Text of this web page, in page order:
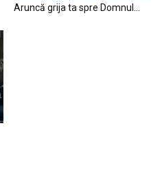
Aruncă grija ta spre Domnul…